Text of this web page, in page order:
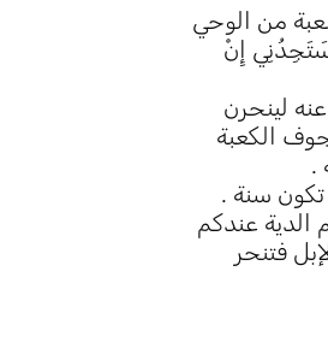
من الوحي
سَتَجِدُنِي إِنْ
لينحرن
الكعبة
.
تكون سنة .
عندكم
فتنحر